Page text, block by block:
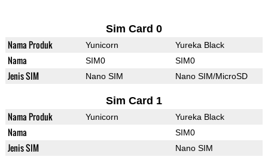
Sim Card 0
Nama Produk Yunicorn Yureka Black
Nama SIM0 SIM0
Jenis SIM Nano SIM Nano SIM/MicroSD
Sim Card 1
Nama Produk Yunicorn Yureka Black
Nama SIM0
Jenis SIM Nano SIM